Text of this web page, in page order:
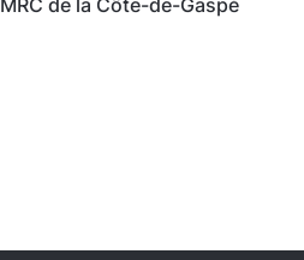
MRC de la Côte-de-Gaspé